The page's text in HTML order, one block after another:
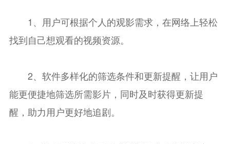
1、用户可根据个人的观影需求，在网络上轻松
找到自己想观看的视频资源。
2、软件多样化的筛选条件和更新提醒，让用户
能更便捷地筛选所需影片，同时及时获得更新提
醒，助力用户更好地追剧。